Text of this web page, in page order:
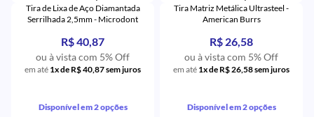
Tira de Lixa de Aço Diamantada
Serrilhada 2,5mm - Microdont
R$ 40,87
ou à vista com 5% Off
em até 1x de R$ 40,87 sem juros
Disponível em 2 opções
Tira Matriz Metálica Ultrasteel -
American Burrs
R$ 26,58
ou à vista com 5% Off
em até 1x de R$ 26,58 sem juros
Disponível em 2 opções